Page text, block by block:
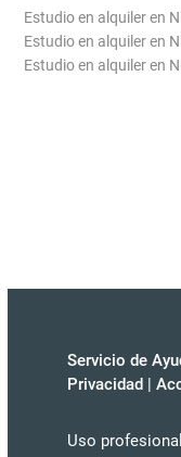
Estudio en alquiler en
Estudio en alquiler en
Estudio en alquiler en
Servicio de
Privacidad |
Uso